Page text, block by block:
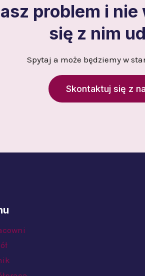
problem i nie
się z nim
Spytaj a może będziemy w
Skontaktuj się z